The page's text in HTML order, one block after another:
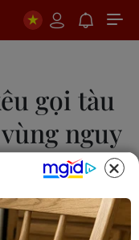
gọi tàu
nguy